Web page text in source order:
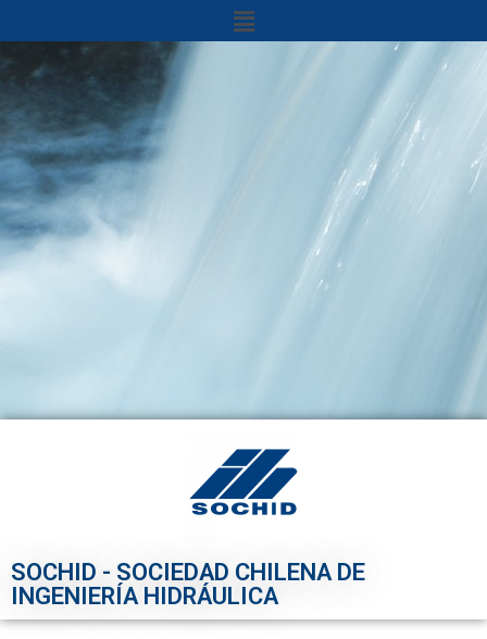
SOCHID - SOCIEDAD CHILENA DE
INGENIERÍA HIDRÁULICA